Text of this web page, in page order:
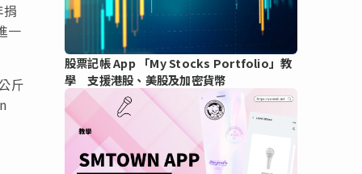
一
斤
股票記帳 App 「My Stocks Portfolio」教
學 支援港股、美股及加密貨幣